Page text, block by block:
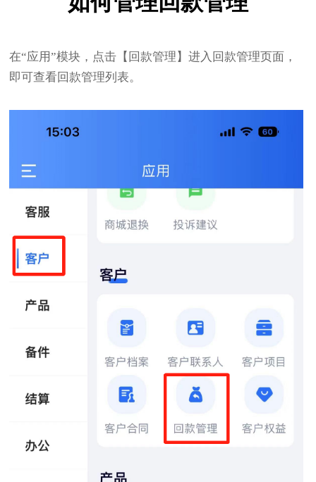
在“应用”模块，点击【回款管理】进入回款管理页面，
即可查看回款管理列表。